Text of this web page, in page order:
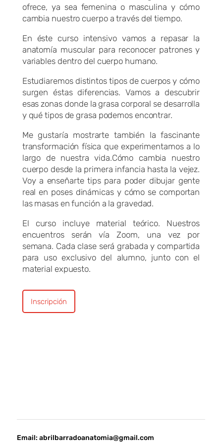
ofrece, ya sea femenina o masculina y cómo
cambia nuestro cuerpo a través del tiempo.
En éste curso intensivo vamos a repasar la
anatomía muscular para reconocer patrones y
variables dentro del cuerpo humano.
Estudiaremos distintos tipos de cuerpos y cómo
surgen éstas diferencias. Vamos a descubrir
esas zonas donde la grasa corporal se desarrolla
y qué tipos de grasa podemos encontrar.
Me gustaría mostrarte también la fascinante
transformación física que experimentamos a lo
largo de nuestra vida.Cómo cambia nuestro
cuerpo desde la primera infancia hasta la vejez.
Voy a enseñarte tips para poder dibujar gente
real en poses dinámicas y cómo se comportan
las masas en función a la gravedad.
El curso incluye material teórico. Nuestros
encuentros serán vía Zoom, una vez por
semana. Cada clase será grabada y compartida
para uso exclusivo del alumno, junto con el
material expuesto.
Inscripción
Email: abrilbarradoanatomia@gmail.com